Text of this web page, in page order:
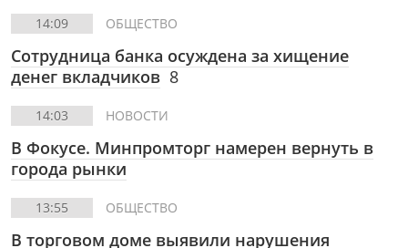
14:09 ОБЩЕСТВО
Сотрудница банка осуждена за хищение
денег вкладчиков 8
14:03 НОВОСТИ
В Фокусе. Минпромторг намерен вернуть в
города рынки
13:55 ОБЩЕСТВО
В торговом доме выявили нарушения